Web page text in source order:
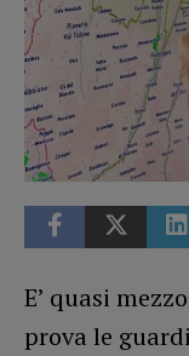
E’ quasi
prova le